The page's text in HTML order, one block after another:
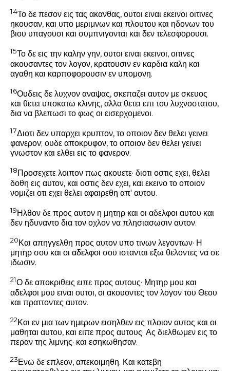
14Το δε πεσον εις τας ακανθας, ουτοι ειναι εκεινοι οιτινες
ηκουσαν, και υπο μεριμνων και πλουτου και ηδονων του
βιου υπαγουσι και συμπνιγονται και δεν τελεσφορουσι.
15Το δε εις την καλην γην, ουτοι ειναι εκεινοι, οιτινες
ακουσαντες τον λογον, κρατουσιν εν καρδια καλη και
αγαθη και καρποφορουσιν εν υπομονη.
16Ουδεις δε λυχνον αναψας, σκεπαζει αυτον με σκευος
και θετει υποκατω κλινης, αλλα θετει επι του λυχνοστατου,
δια να βλεπωσι το φως οι εισερχομενοι.
17Διοτι δεν υπαρχει κρυπτον, το οποιον δεν θελει γεινει
φανερον; ουδε αποκρυφον, το οποιον δεν θελει γεινει
γνωστον και ελθει εις το φανερον.
18Προσεχετε λοιπον πως ακουετε· διοτι οστις εχει, θελει
δοθη εις αυτον, και οστις δεν εχει, και εκεινο το οποιον
νομιζει οτι εχει θελει αφαιρεθη απ' αυτου.
19Ηλθον δε προς αυτον η μητηρ και οι αδελφοι αυτου και
δεν ηδυναντο δια τον οχλον να πλησιασωσιν αυτον.
20Και απηγγελθη προς αυτον υπο τινων λεγοντων· Η
μητηρ σου και οι αδελφοι σου ιστανται εξω θελοντες να σε
ιδωσιν.
21Ο δε αποκριθεις ειπε προς αυτους· Μητηρ μου και
αδελφοι μου ειναι ουτοι, οι ακουοντες τον λογον του Θεου
και πραττοντες αυτον.
22Και εν μια των ημερων εισηλθεν εις πλοιον αυτος και οι
μαθηται αυτου, και ειπε προς αυτους· Ας διελθωμεν εις το
περαν της λιμνης· και εσηκωθησαν.
23Ενω δε επλεον, απεκοιμηθη. Και κατεβη